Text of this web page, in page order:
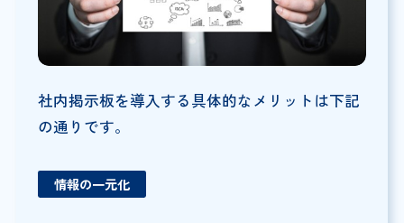
社内掲示板を導入する具体的なメリットは下記
の通りです。
情報の一元化